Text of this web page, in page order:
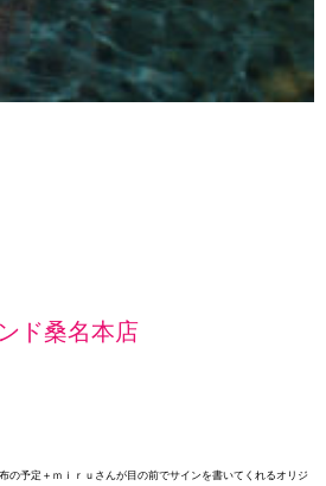
ド桑名本店
の予定＋ｍｉｒｕさんが目の前でサインを書いてくれるオリジ